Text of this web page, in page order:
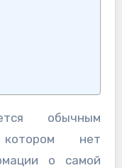
обычным
нет
о самой